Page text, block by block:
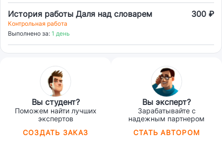
Чернышевский). 2. «Тургенев просто
писал свою повесть о том, что
некоторый хвастунщик и
болтунщик, да вдобавок еще из
вышло». (Салтыков-Щедрин.) 3.
«Базаров увлек Тургенева, и, вместо
того, чтобы посечь сына, он
выпорол отцов» (Герцен).
История работы Даля над словарем 300 ₽
Контрольная работа
Выполнено за: 1 день
Вы студент?
Поможем найти лучших
экспертов
СОЗДАТЬ ЗАКАЗ
Вы эксперт?
Зарабатывайте с
надежным партнером
СТАТЬ АВТОРОМ